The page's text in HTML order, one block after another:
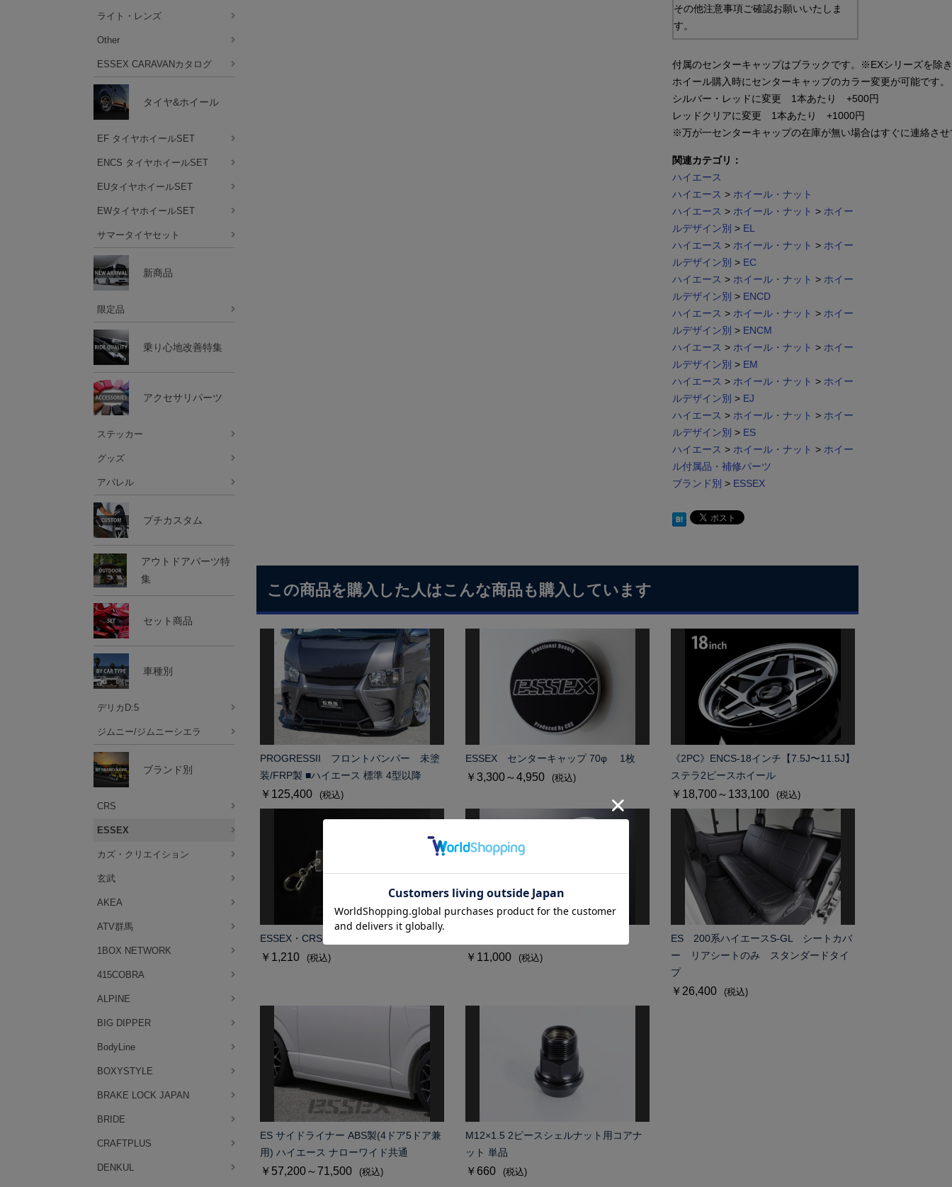
その他注意事項ご確認お願いいたしま
す。
付属のセンターキャップはブラックです。※ EXシリーズを除
ホイール購入時にセンターキャップのカラー変更が可能です。
シルバー・レッドに変更　1本あたり　+500円
レッドクリアに変更
1本あたり　+1000円
※万が一センターキャップの在庫が無い場合はすぐに連絡さ
関連カテゴリ：
ハイエース
ハイエース > ホイール・ナット
ハイエース > ホイール・ナット > ホイー
ルデザイン別 > EL
ハイエース > ホイール・ナット > ホイー
ルデザイン別 > EC
ハイエース > ホイール・ナット > ホイー
ルデザイン別 > ENCD
ハイエース > ホイール・ナット > ホイー
ルデザイン別 > ENCM
ハイエース > ホイール・ナット > ホイー
ルデザイン別 > EM
ハイエース > ホイール・ナット > ホイー
ルデザイン別 > EJ
ハイエース > ホイール・ナット > ホイー
ルデザイン別 > ES
ハイエース > ホイール・ナット > ホイー
ル付属品・補修パーツ
ブランド別 > ESSEX
この商品を購入した人はこんな商品も購入しています
PROGRESSII フロントバンパー 未塗
装/FRP製 ■ハイエース 標準 4型以降
￥125,400 (税込)
ESSEX センターキャップ 70φ 1枚
￥3,300～4,950 (税込)
《2PC》ENCS-18インチ【7.5J〜11.5J】
ステラ2ピースホイール
￥18,700～133,100 (税込)
ESSEX・CRS キーホルダー
￥1,210 (税込) ￥11,000 (税込)
ES 200系ハイエースS-GL シートカバ
ー リアシートのみ スタンダードタイ
プ
￥26,400 (税込)
ES サイドライナー ABS製(4ドア5ドア兼
用) ハイエース ナローワイド共通
￥57,200～71,500 (税込)
M12×1.5 2ピースシェルナット用コアナ
ット 単品
￥660 (税込)
ライト・レンズ
Other
ESSEX CARAVANカタログ
タイヤ&ホイール
EF タイヤホイールSET
ENCS タイヤホイールSET
EUタイヤホイールSET
EWタイヤホイールSET
サマータイヤセット
新商品
限定品
乗り心地改善特集
アクセサリパーツ
ステッカー
グッズ
アパレル
プチカスタム
アウトドアパーツ特
集
セット商品
車種別
デリカD:5
ジムニー/ジムニーシエラ
ブランド別
CRS
ESSEX
カズ・クリエイション
玄武
AKEA
ATV群馬
1BOX NETWORK
415COBRA
ALPINE
BIG DIPPER
BodyLine
BOXYSTYLE
BRAKE LOCK JAPAN
BRIDE
CRAFTPLUS
DENKUL